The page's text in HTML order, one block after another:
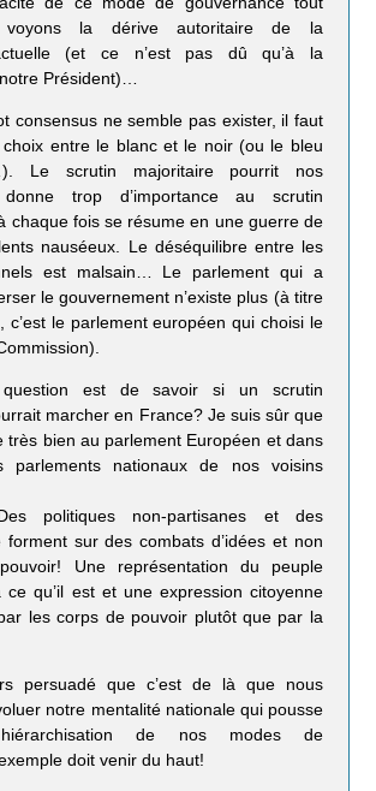
voyons la dérive autoritaire de la
(et ce n’est pas dû qu’à la
Président)…
consensus ne semble pas exister, il faut
entre le blanc et le noir (ou le bleu
Le scrutin majoritaire pourrit nos
trop d’importance au scrutin
chaque fois se résume en une guerre de
nauséeux. Le déséquilibre entre les
est malsain… Le parlement qui a
le gouvernement n’existe plus (à titre
c’est le parlement européen qui choisi le
question est de savoir si un scrutin
marcher en France? Je suis sûr que
très bien au parlement Européen et dans
parlements nationaux de nos voisins
politiques non-partisanes et des
forment sur des combats d’idées et non
Une représentation du peuple
ce qu’il est et une expression citoyenne
les corps de pouvoir plutôt que par la
persuadé que c’est de là que nous
notre mentalité nationale qui pousse
de nos modes de
doit venir du haut!